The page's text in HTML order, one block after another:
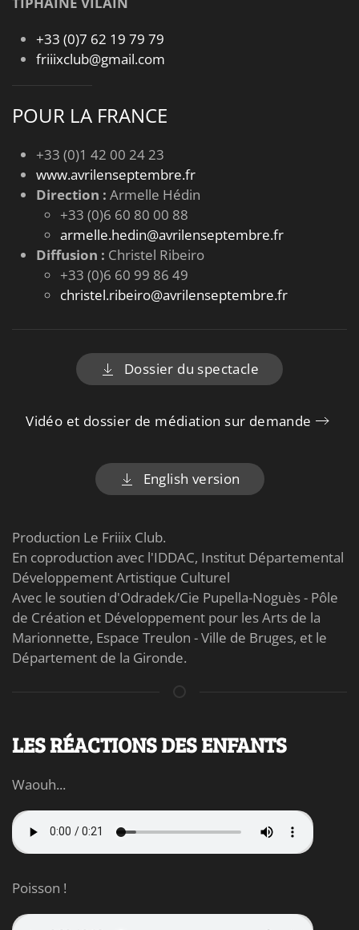
+33 (0)7 62 19 79 79
friiixclub@gmail.com
POUR LA FRANCE
+33 (0)1 42 00 24 23
www.avrilenseptembre.fr
Direction : Armelle Hédin
+33 (0)6 60 80 00 88
armelle.hedin@avrilenseptembre.fr
Diffusion : Christel Ribeiro
+33 (0)6 60 99 86 49
christel.ribeiro@avrilenseptembre.fr
Dossier du spectacle
Vidéo et dossier de médiation sur demande
English version
Production Le Friiix Club.
En coproduction avec l'IDDAC, Institut Départemental
Développement Artistique Culturel
Avec le soutien d'Odradek/Cie Pupella-Noguès - Pôle
de Création et Développement pour les Arts de la
Marionnette, Espace Treulon - Ville de Bruges, et le
Département de la Gironde.
LES RÉACTIONS DES ENFANTS
Waouh...
Poisson !